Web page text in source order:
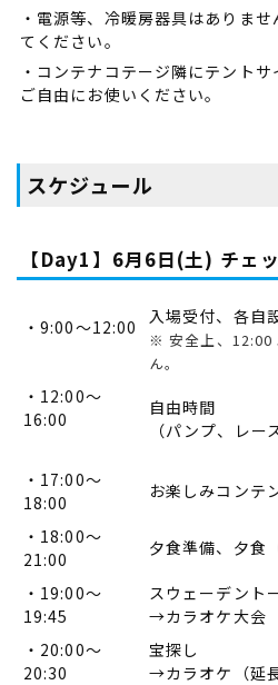
・電源等、冷暖房器具はありま
てください。
・コンテナコテージ隣にテント
ご自由にお使いください。
スケジュール
【Day1】6月6日(土) チェ
・9:00～12:00 入場受付、各自
※ 安全上、12:00
ん。
・12:00～
16:00
自由時間
（パンプ、レー
・17:00～
18:00
お楽しみコンテ
・18:00～
21:00
夕食準備、夕食
・19:00～
19:45
スウェーデント
→カラオケ大会
・20:00～
20:30
宝探し
→カラオケ（延長